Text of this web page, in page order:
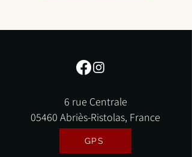
6 rue Centrale
05460 Abriès-Ristolas, France
GPS